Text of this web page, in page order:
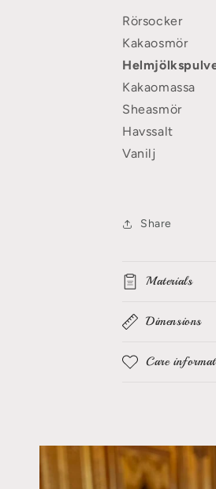
Rörsocker
Kakaosmör
Kakaomassa
Sheasmör
Havssalt
Vanilj
Share
Materials
Dimensions
Care